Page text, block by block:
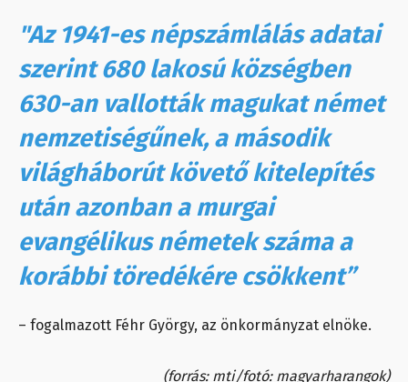
"Az 1941-es népszámlálás adatai
szerint 680 lakosú községben
630-an vallották magukat német
nemzetiségűnek, a második
világháborút követő kitelepítés
után azonban a murgai
evangélikus németek száma a
korábbi töredékére csökkent”
– fogalmazott Féhr György, az önkormányzat elnöke.
(forrás: mti/fotó: magyarharangok)